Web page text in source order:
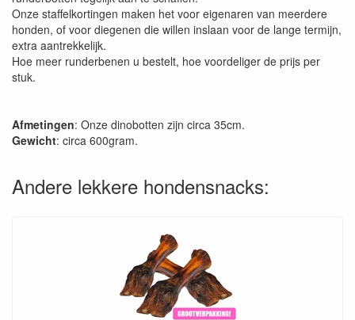
Onze staffelkortingen maken het voor eigenaren van meerdere
honden, of voor diegenen die willen inslaan voor de lange termijn,
extra aantrekkelijk.
Hoe meer runderbenen u bestelt, hoe voordeliger de prijs per
stuk.
Afmetingen: Onze dinobotten zijn circa 35cm.
Gewicht: circa 600gram.
Andere lekkere hondensnacks: